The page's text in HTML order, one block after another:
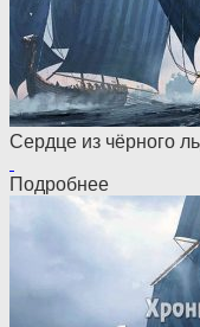
Сердце из чёрного
Подробнее